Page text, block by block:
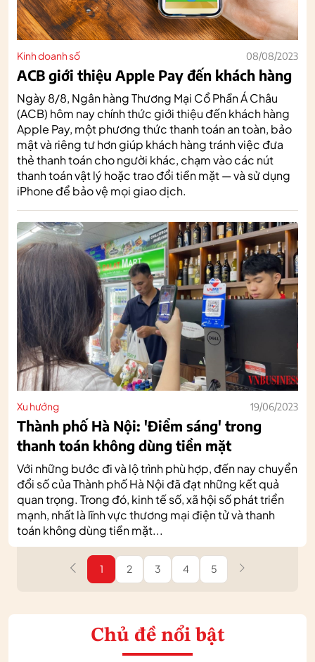
Kinh doanh số 08/08/2023
ACB giới thiệu Apple Pay đến khách hàng
Ngày 8/8, Ngân hàng Thương Mại Cổ Phần Á Châu
(ACB) hôm nay chính thức giới thiệu đến khách hàng
Apple Pay, một phương thức thanh toán an toàn, bảo
mật và riêng tư hơn giúp khách hàng tránh việc đưa
thẻ thanh toán cho người khác, chạm vào các nút
thanh toán vật lý hoặc trao đổi tiền mặt — và sử dụng
iPhone để bảo vệ mọi giao dịch.
Xu hướng 19/06/2023
Thành phố Hà Nội: 'Điểm sáng' trong
thanh toán không dùng tiền mặt
Với những bước đi và lộ trình phù hợp, đến nay chuyển
đổi số của Thành phố Hà Nội đã đạt những kết quả
quan trọng. Trong đó, kinh tế số, xã hội số phát triển
mạnh, nhất là lĩnh vực thương mại điện tử và thanh
toán không dùng tiền mặt...
1 2 3 4 5
Chủ đề nổi bật